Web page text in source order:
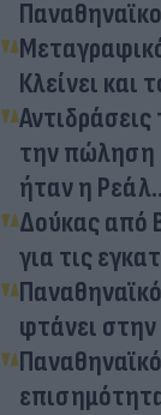
Κλείνει και
την πώληση
ήταν η
Δούκας από
για τις
φτάνει